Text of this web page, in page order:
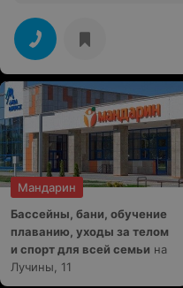
разы лучше), он
дожать в тот момент, когда
Это говорит о многом для
фото. Хотя в этом зале
предостаточно! И это всё
(такая цена за 8 занятий с
найти!)
Мандарин
Бассейны, бани, обучение
плаванию, уходы за телом
и спорт для всей семьи на
Лучины, 11